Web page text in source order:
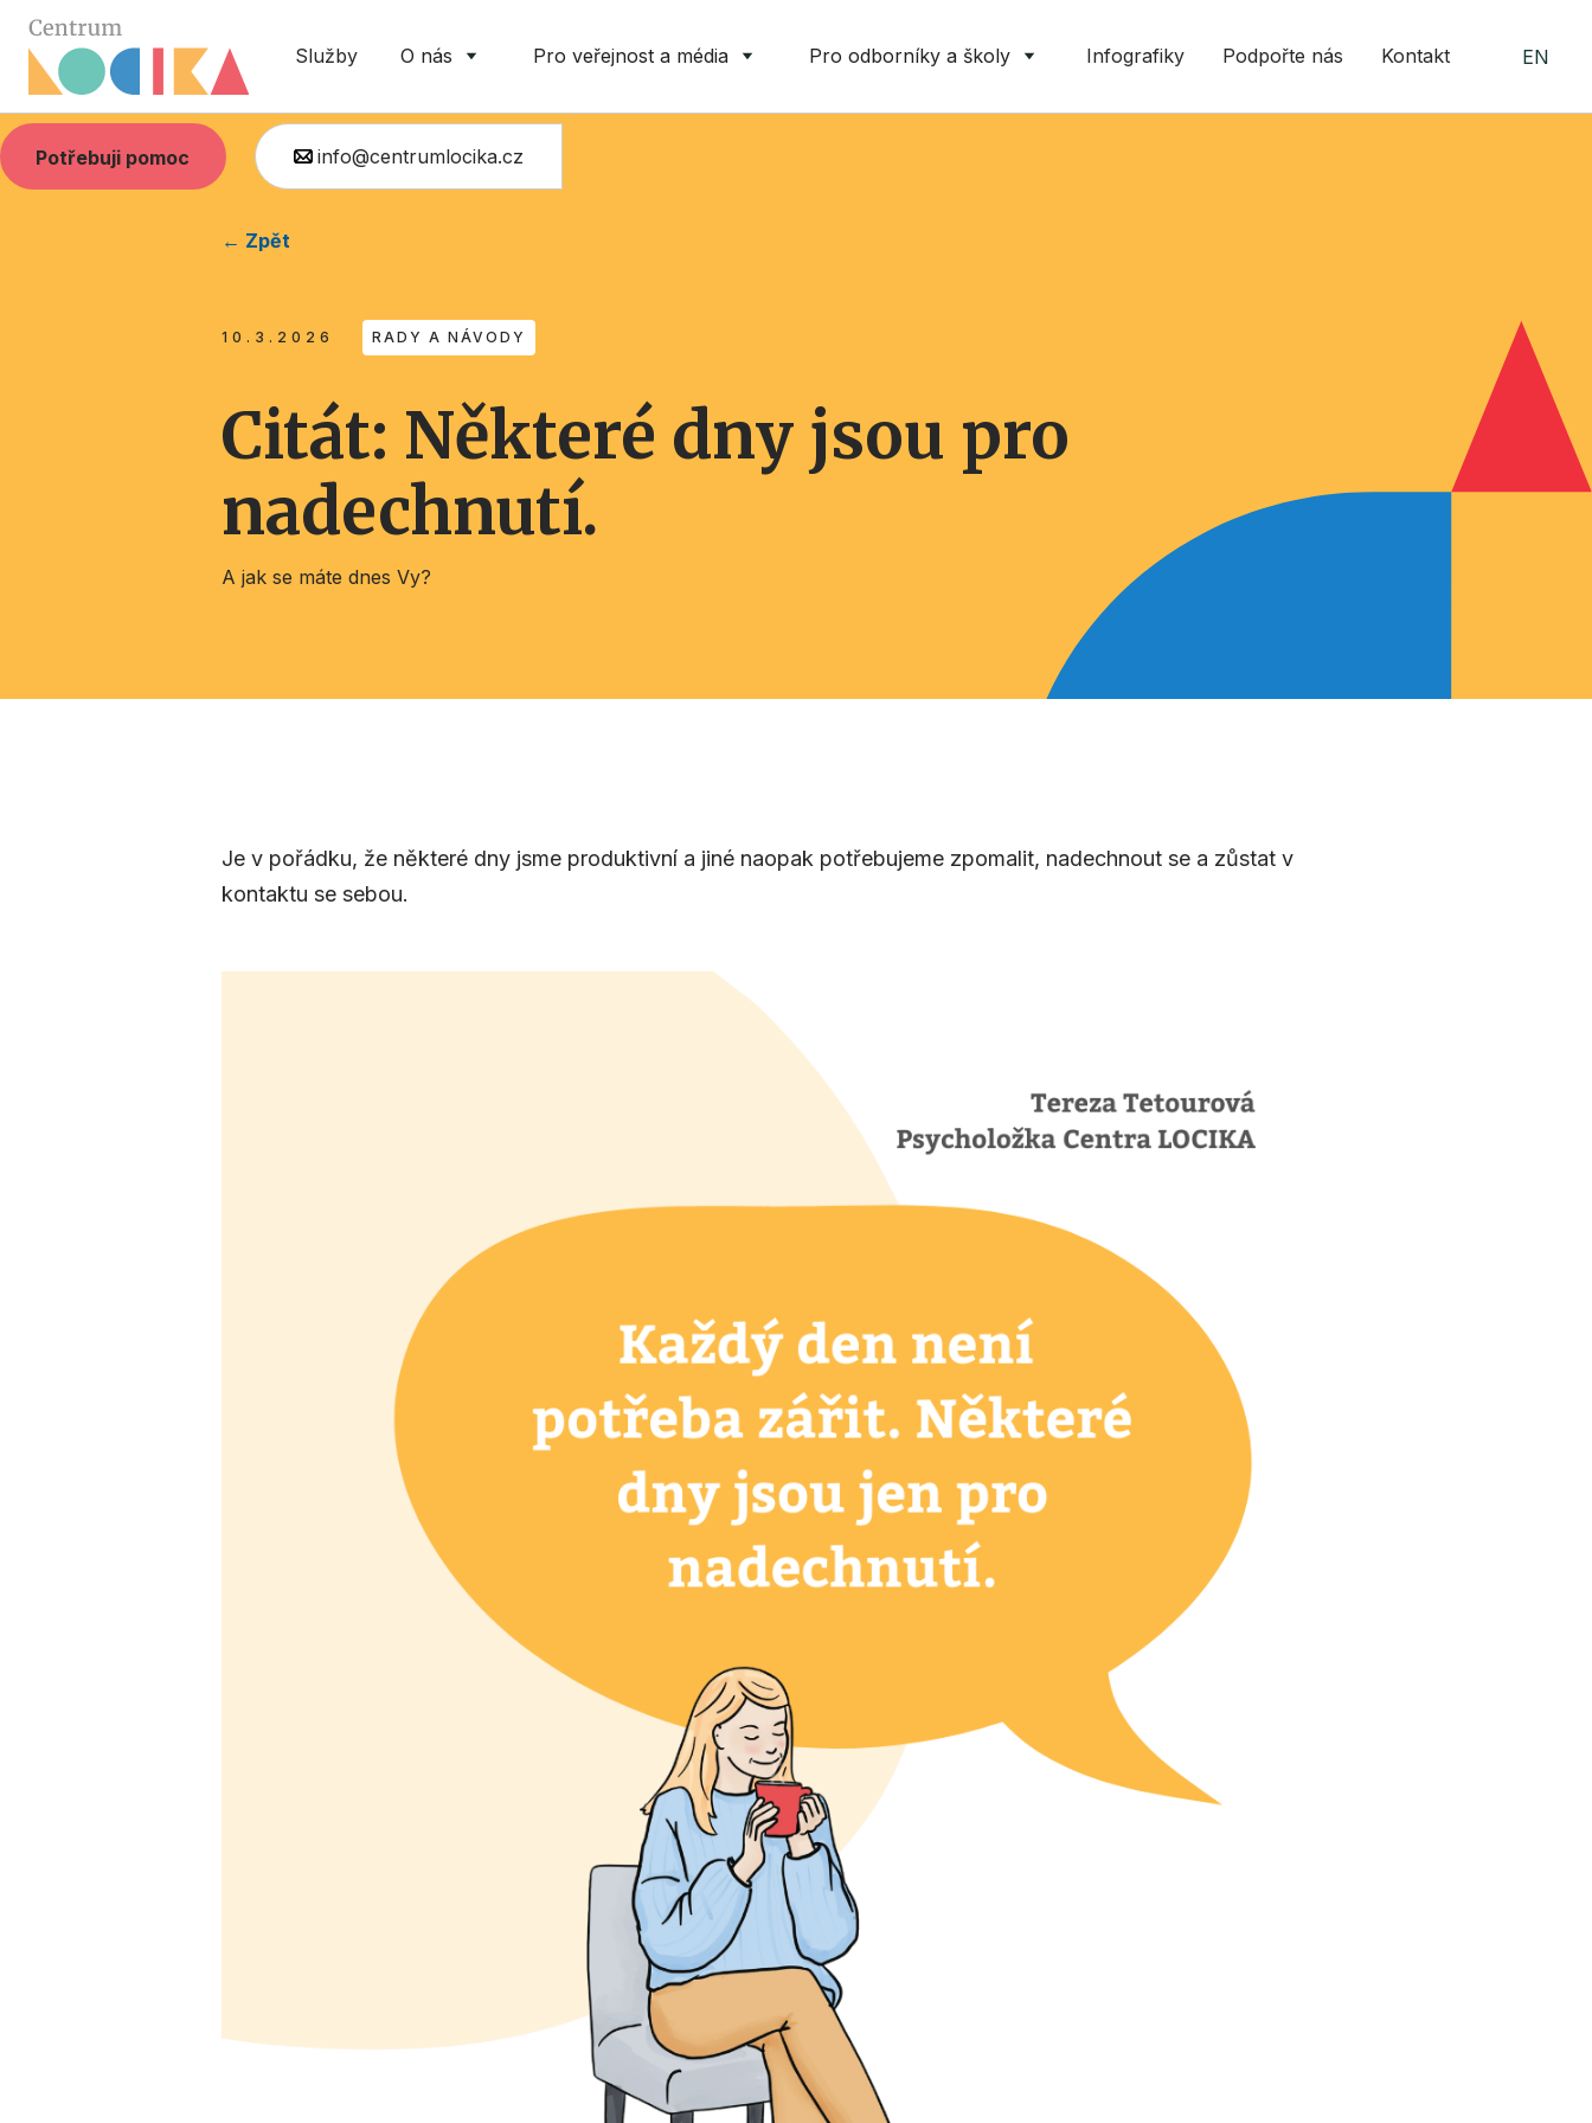
Služby O nás Pro veřejnost a média Pro odborníky a školy Infografiky Podpořte nás Kontakt EN
Potřebuji pomoc info@centrumlocika.cz
← Zpět
10.3.2026 RADY A NÁVODY
Citát: Některé dny jsou pro
nadechnutí.
A jak se máte dnes Vy?
Je v pořádku, že některé dny jsme produktivní a jiné naopak potřebujeme zpomalit, nadechnout se a zůstat v
kontaktu se sebou.